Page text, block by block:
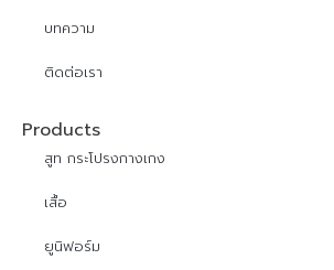
บทความ
ติดต่อเรา
Products
สูท กระโปรงกางเกง
เสื้อ
ยูนิฟอร์ม